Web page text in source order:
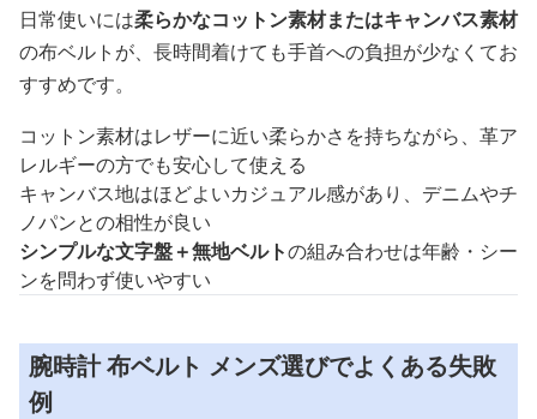
日常使いには柔らかなコットン素材またはキャンバス素材
の布ベルトが、長時間着けても手首への負担が少なくてお
すすめです。
コットン素材はレザーに近い柔らかさを持ちながら、革ア
レルギーの方でも安心して使える
キャンバス地はほどよいカジュアル感があり、デニムやチ
ノパンとの相性が良い
シンプルな文字盤＋無地ベルトの組み合わせは年齢・シー
ンを問わず使いやすい
腕時計 布ベルト メンズ選びでよくある失敗
例